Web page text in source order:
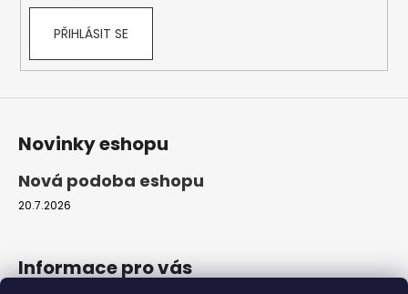
u
PŘIHLÁSIT SE
Novinky eshopu
Nová podoba eshopu
20.7.2026
Informace pro vás